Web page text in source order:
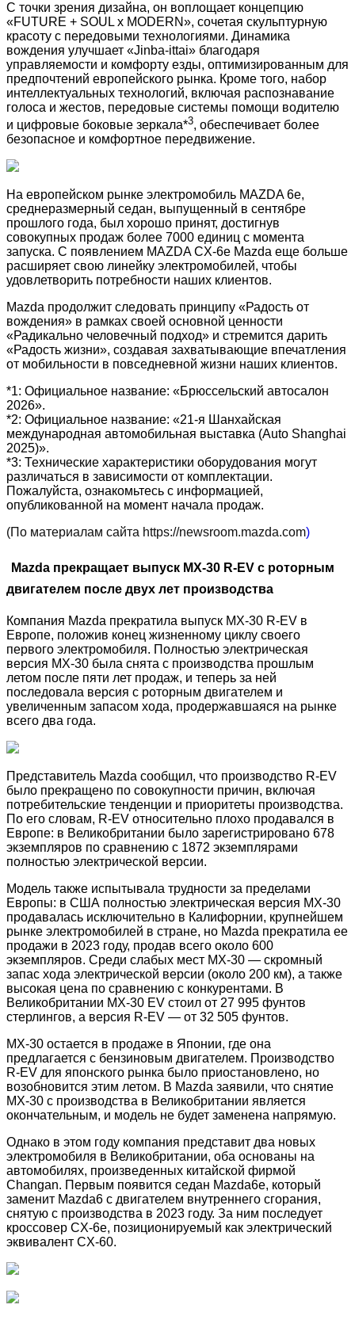
С точки зрения дизайна, он воплощает концепцию
«FUTURE + SOUL x MODERN», сочетая скульптурную
красоту с передовыми технологиями. Динамика
вождения улучшает «Jinba-ittai» благодаря
управляемости и комфорту езды, оптимизированным для
предпочтений европейского рынка. Кроме того, набор
интеллектуальных технологий, включая распознавание
голоса и жестов, передовые системы помощи водителю
и цифровые боковые зеркала*3, обеспечивает более
безопасное и комфортное передвижение.
На европейском рынке электромобиль MAZDA 6e,
среднеразмерный седан, выпущенный в сентябре
прошлого года, был хорошо принят, достигнув
совокупных продаж более 7000 единиц с момента
запуска. С появлением MAZDA CX-6e Mazda еще больше
расширяет свою линейку электромобилей, чтобы
удовлетворить потребности наших клиентов.
Mazda продолжит следовать принципу «Радость от
вождения» в рамках своей основной ценности
«Радикально человечный подход» и стремится дарить
«Радость жизни», создавая захватывающие впечатления
от мобильности в повседневной жизни наших клиентов.
*1: Официальное название: «Брюссельский автосалон
2026».
*2: Официальное название: «21-я Шанхайская
международная автомобильная выставка (Auto Shanghai
2025)».
*3: Технические характеристики оборудования могут
различаться в зависимости от комплектации.
Пожалуйста, ознакомьтесь с информацией,
опубликованной на момент начала продаж.
(По материалам сайта https://newsroom.mazda.com)
Mazda прекращает выпуск MX-30 R-EV с роторным
двигателем после двух лет производства
Компания Mazda прекратила выпуск MX-30 R-EV в
Европе, положив конец жизненному циклу своего
первого электромобиля. Полностью электрическая
версия MX-30 была снята с производства прошлым
летом после пяти лет продаж, и теперь за ней
последовала версия с роторным двигателем и
увеличенным запасом хода, продержавшаяся на рынке
всего два года.
Представитель Mazda сообщил, что производство R-EV
было прекращено по совокупности причин, включая
потребительские тенденции и приоритеты производства.
По его словам, R-EV относительно плохо продавался в
Европе: в Великобритании было зарегистрировано 678
экземпляров по сравнению с 1872 экземплярами
полностью электрической версии.
Модель также испытывала трудности за пределами
Европы: в США полностью электрическая версия MX-30
продавалась исключительно в Калифорнии, крупнейшем
рынке электромобилей в стране, но Mazda прекратила ее
продажи в 2023 году, продав всего около 600
экземпляров. Среди слабых мест MX-30 — скромный
запас хода электрической версии (около 200 км), а также
высокая цена по сравнению с конкурентами. В
Великобритании MX-30 EV стоил от 27 995 фунтов
стерлингов, а версия R-EV — от 32 505 фунтов.
MX-30 остается в продаже в Японии, где она
предлагается с бензиновым двигателем. Производство
R-EV для японского рынка было приостановлено, но
возобновится этим летом. В Mazda заявили, что снятие
MX-30 с производства в Великобритании является
окончательным, и модель не будет заменена напрямую.
Однако в этом году компания представит два новых
электромобиля в Великобритании, оба основаны на
автомобилях, произведенных китайской фирмой
Changan. Первым появится седан Mazda6e, который
заменит Mazda6 с двигателем внутреннего сгорания,
снятую с производства в 2023 году. За ним последует
кроссовер CX-6e, позиционируемый как электрический
эквивалент CX-60.